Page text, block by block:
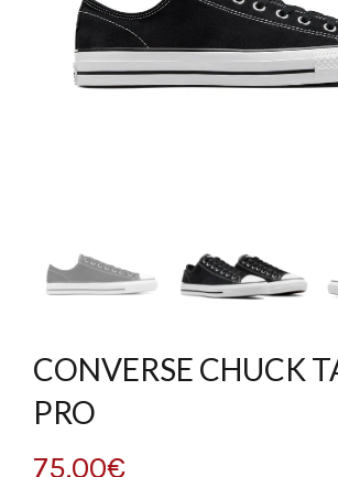
CONVERSE CHUCK
PRO
75.00€